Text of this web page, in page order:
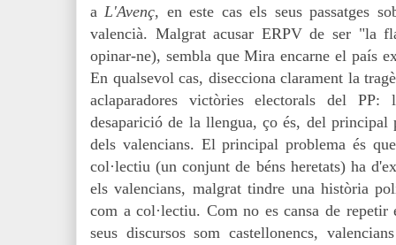
aL'Avenç, en este cas els seus passatges
valencià. Malgrat acusar ERPV de ser "la
opinar-ne), sembla que Mira encarne el país
En qualsevol cas, disecciona clarament la
aclaparadores victòries electorals del
desaparició de la llengua, ço és, del
dels valencians. El principal problema és
col·lectiu (un conjunt de béns heretats) ha
els valencians, malgrat tindre una història
com a col·lectiu. Com no es cansa de repetir
seus discursos som castellonencs,